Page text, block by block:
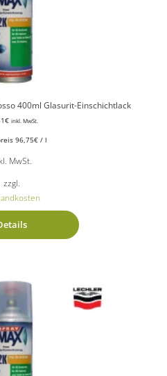
400ml Glasurit-Einschichtlack
€ inkl. MwSt.
96,75€ / l
MwSt.
zzgl.